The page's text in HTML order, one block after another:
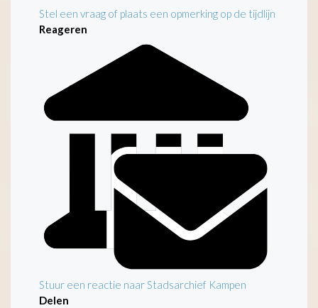
Inleiding
Stel een vraag of plaats een opmerking op de tijdlijn
Reageren
Stuur een reactie naar Stadsarchief Kampen
Delen